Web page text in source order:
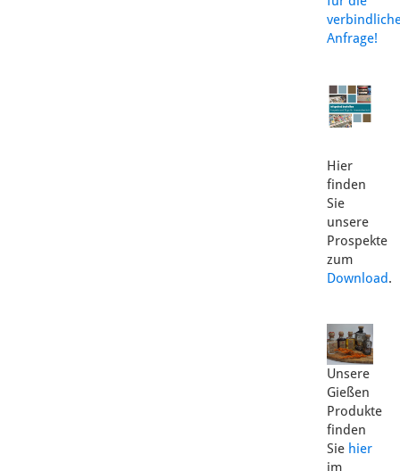
Anfrage!
Hier
finden
Sie
unsere
Prospekte
zum
Download.
Unsere
Gießen
Produkte
finden
Sie hier
im